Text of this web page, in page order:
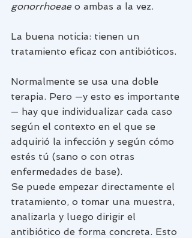
gonorrhoeae o ambas a la vez.
La buena noticia: tienen un
tratamiento eficaz con antibióticos.
Normalmente se usa una doble
terapia. Pero —y esto es importante
— hay que individualizar cada caso
según el contexto en el que se
adquirió la infección y según cómo
estés tú (sano o con otras
enfermedades de base).
Se puede empezar directamente el
tratamiento, o tomar una muestra,
analizarla y luego dirigir el
antibiótico de forma concreta. Esto